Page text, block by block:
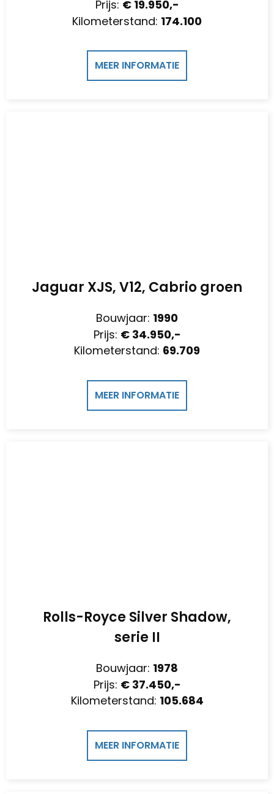
Prijs: € 19.950,-
Kilometerstand: 174.100
MEER INFORMATIE
Jaguar XJS, V12, Cabrio groen
Bouwjaar: 1990
Prijs: € 34.950,-
Kilometerstand: 69.709
MEER INFORMATIE
Rolls-Royce Silver Shadow,
serie II
Bouwjaar: 1978
Prijs: € 37.450,-
Kilometerstand: 105.684
MEER INFORMATIE